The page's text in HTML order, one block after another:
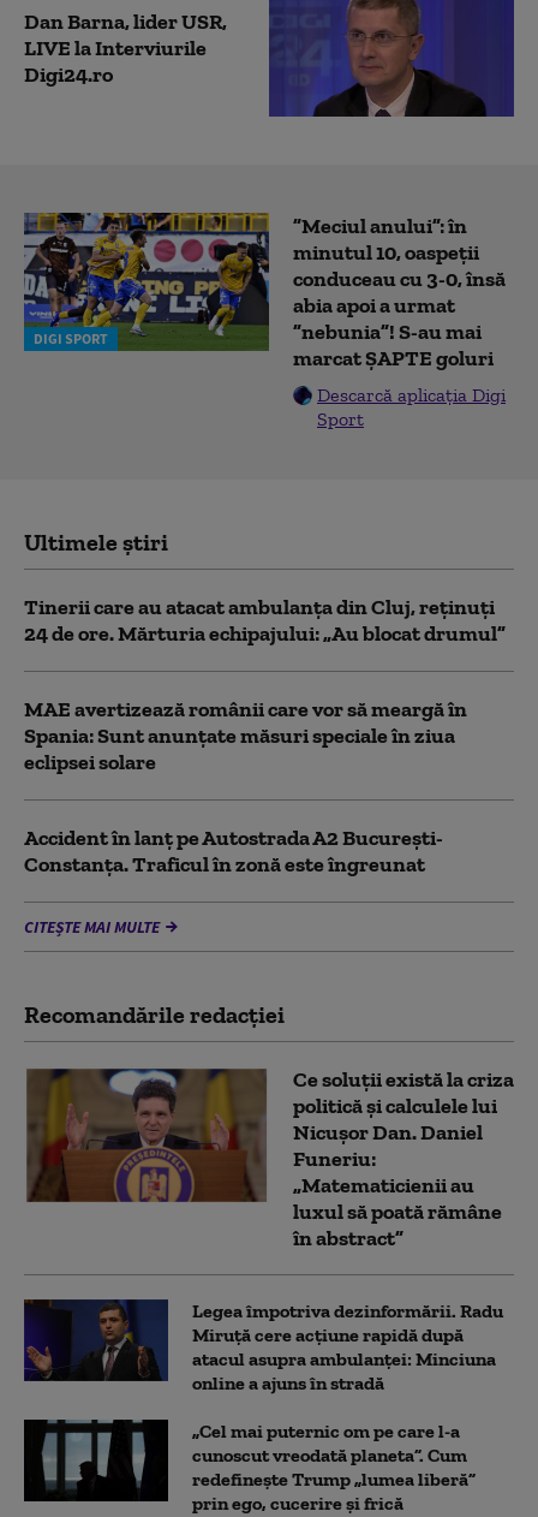
Dan Barna, lider USR,
LIVE la Interviurile
Digi24.ro
DIGI SPORT
”Meciul anului”: în
minutul 10, oaspeții
conduceau cu 3-0, însă
abia apoi a urmat
”nebunia”! S-au mai
marcat ȘAPTE goluri
Descarcă aplicația Digi
Sport
Ultimele știri
Tinerii care au atacat ambulanța din Cluj, reținuți
24 de ore. Mărturia echipajului: „Au blocat drumul”
MAE avertizează românii care vor să meargă în
Spania: Sunt anunțate măsuri speciale în ziua
eclipsei solare
Accident în lanț pe Autostrada A2 București-
Constanța. Traficul în zonă este îngreunat
CITEȘTE MAI MULTE
Recomandările redacţiei
Ce soluții există la criza
politică și calculele lui
Nicușor Dan. Daniel
Funeriu:
„Matematicienii au
luxul să poată rămâne
în abstract”
Legea împotriva dezinformării. Radu
Miruță cere acțiune rapidă după
atacul asupra ambulanței: Minciuna
online a ajuns în stradă
„Cel mai puternic om pe care l-a
cunoscut vreodată planeta”. Cum
redefinește Trump „lumea liberă”
prin ego, cucerire și frică